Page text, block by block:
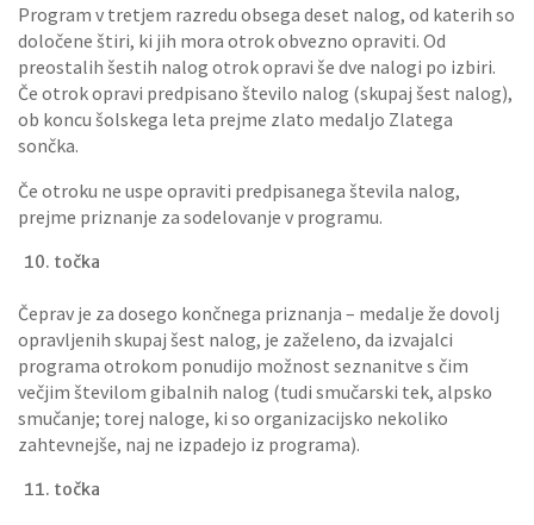
Program v tretjem razredu obsega deset nalog, od katerih so
določene štiri, ki jih mora otrok obvezno opraviti. Od
preostalih šestih nalog otrok opravi še dve nalogi po izbiri.
Če otrok opravi predpisano število nalog (skupaj šest nalog),
ob koncu šolskega leta prejme zlato medaljo Zlatega
sončka.
Če otroku ne uspe opraviti predpisanega števila nalog,
prejme priznanje za sodelovanje v programu.
točka
Čeprav je za dosego končnega priznanja – medalje že dovolj
opravljenih skupaj šest nalog, je zaželeno, da izvajalci
programa otrokom ponudijo možnost seznanitve s čim
večjim številom gibalnih nalog (tudi smučarski tek, alpsko
smučanje; torej naloge, ki so organizacijsko nekoliko
zahtevnejše, naj ne izpadejo iz programa).
točka